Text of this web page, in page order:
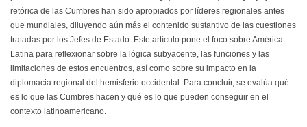
retórica de las Cumbres han sido apropiados por líderes regionales antes
que mundiales, diluyendo aún más el contenido sustantivo de las cuestiones
tratadas por los Jefes de Estado. Este artículo pone el foco sobre América
Latina para reflexionar sobre la lógica subyacente, las funciones y las
limitaciones de estos encuentros, así como sobre su impacto en la
diplomacia regional del hemisferio occidental. Para concluir, se evalúa qué
es lo que las Cumbres hacen y qué es lo que pueden conseguir en el
contexto latinoamericano.